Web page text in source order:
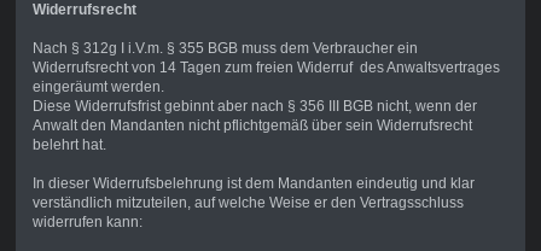
Widerrufsrecht
Nach § 312g I i.V.m. § 355 BGB muss dem Verbraucher ein
Widerrufsrecht von 14 Tagen zum freien Widerruf des Anwaltsvertrages
eingeräumt werden.
Diese Widerrufsfrist gebinnt aber nach § 356 III BGB nicht, wenn der
Anwalt den Mandanten nicht pflichtgemäß über sein Widerrufsrecht
belehrt hat.
In dieser Widerrufsbelehrung ist dem Mandanten eindeutig und klar
verständlich mitzuteilen, auf welche Weise er den Vertragsschluss
widerrufen kann: